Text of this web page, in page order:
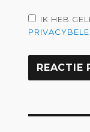
IK HEB